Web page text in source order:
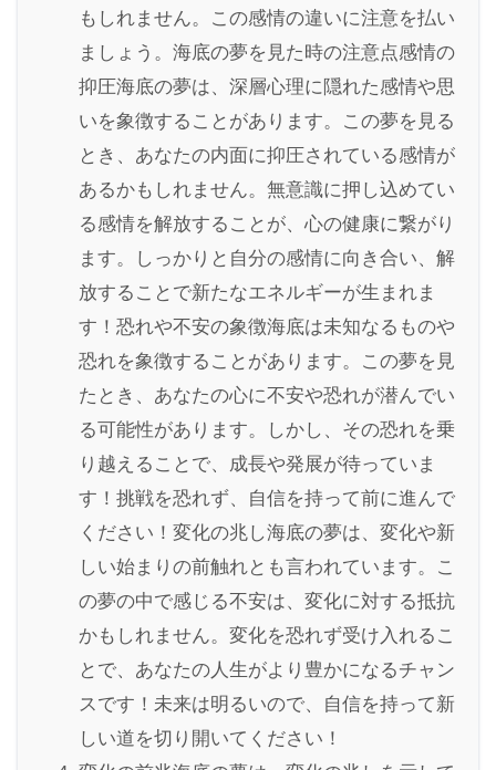
もしれません。この感情の違いに注意を払い
ましょう。海底の夢を見た時の注意点感情の
抑圧海底の夢は、深層心理に隠れた感情や思
いを象徴することがあります。この夢を見る
とき、あなたの内面に抑圧されている感情が
あるかもしれません。無意識に押し込めてい
る感情を解放することが、心の健康に繋がり
ます。しっかりと自分の感情に向き合い、解
放することで新たなエネルギーが生まれま
す！恐れや不安の象徴海底は未知なるものや
恐れを象徴することがあります。この夢を見
たとき、あなたの心に不安や恐れが潜んでい
る可能性があります。しかし、その恐れを乗
り越えることで、成長や発展が待っていま
す！挑戦を恐れず、自信を持って前に進んで
ください！変化の兆し海底の夢は、変化や新
しい始まりの前触れとも言われています。こ
の夢の中で感じる不安は、変化に対する抵抗
かもしれません。変化を恐れず受け入れるこ
とで、あなたの人生がより豊かになるチャン
スです！未来は明るいので、自信を持って新
しい道を切り開いてください！